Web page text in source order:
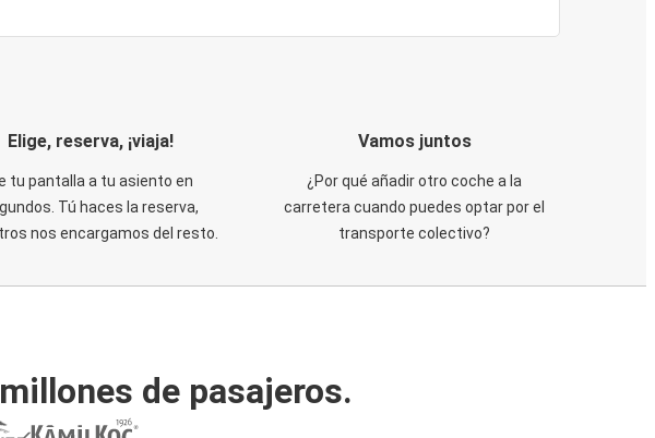
Elige, reserva, ¡viaja!
tu pantalla a tu asiento en
Tú haces la reserva,
nos encargamos del resto.
Vamos juntos
¿Por qué añadir otro coche a la
carretera cuando puedes optar por el
transporte colectivo?
de pasajeros.